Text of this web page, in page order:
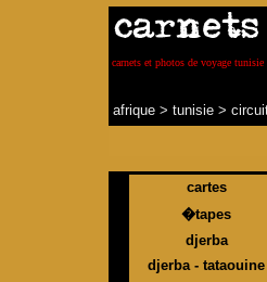
carnets et photos de voyage
afrique > tunisie >
cartes
�tapes
djerba
djerba - tataouine